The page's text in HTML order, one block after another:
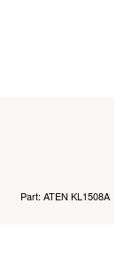
Part: ATEN KL1508A